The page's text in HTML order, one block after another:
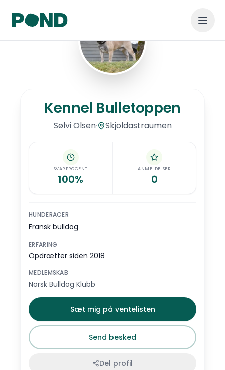
Kennel Bulletoppen
SølviOlsen· Skjoldastraumen
SVARPROCENT
100%
ANMELDELSER
0
HUNDERACER
Fransk bulldog
ERFARING
Opdrætter siden 2018
MEDLEMSKAB
Norsk Bulldog Klubb
Sæt mig på ventelisten
Send besked
Del profil